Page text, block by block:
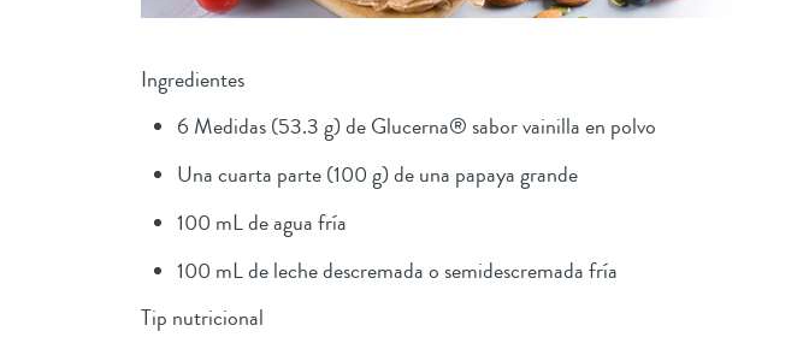
Ingredientes
6 Medidas (53.3 g) de Glucerna® sabor vainilla en polvo
Una cuarta parte (100 g) de una papaya grande
100 mL de agua fría
100 mL de leche descremada o semidescremada fría
Tip nutricional